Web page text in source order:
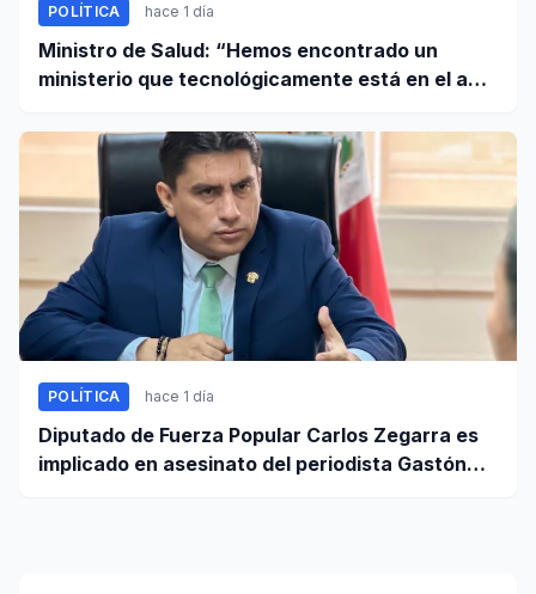
POLÍTICA hace 1 día
Ministro de Salud: “Hemos encontrado un
ministerio que tecnológicamente está en el año
POLÍTICA hace 1 día
Diputado de Fuerza Popular Carlos Zegarra es
implicado en asesinato del periodista Gastón